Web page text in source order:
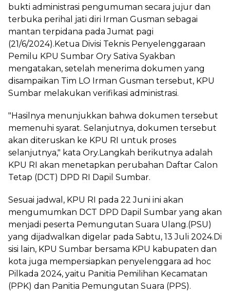
bukti administrasi pengumuman secara jujur dan
terbuka perihal jati diri Irman Gusman sebagai
mantan terpidana pada Jumat pagi
(21/6/2024).Ketua Divisi Teknis Penyelenggaraan
Pemilu KPU Sumbar Ory Sativa Syakban
mengatakan, setelah menerima dokumen yang
disampaikan Tim LO Irman Gusman tersebut, KPU
Sumbar melakukan verifikasi administrasi.
"Hasilnya menunjukkan bahwa dokumen tersebut
memenuhi syarat. Selanjutnya, dokumen tersebut
akan diteruskan ke KPU RI untuk proses
selanjutnya," kata Ory.Langkah berikutnya adalah
KPU RI akan menetapkan perubahan Daftar Calon
Tetap (DCT) DPD RI Dapil Sumbar.
Sesuai jadwal, KPU RI pada 22 Juni ini akan
mengumumkan DCT DPD Dapil Sumbar yang akan
menjadi peserta Pemungutan Suara Ulang.(PSU)
yang dijadwalkan digelar pada Sabtu, 13 Juli 2024.Di
sisi lain, KPU Sumbar bersama KPU kabupaten dan
kota juga mempersiapkan penyelenggara ad hoc
Pilkada 2024, yaitu Panitia Pemilihan Kecamatan
(PPK) dan Panitia Pemungutan Suara (PPS).